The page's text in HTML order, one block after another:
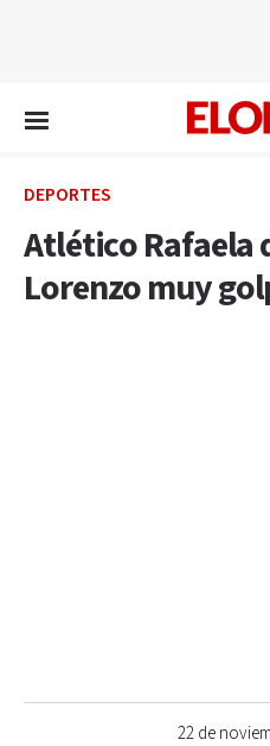
DEPORTES
Atlético Rafaela
Lorenzo muy
22 de